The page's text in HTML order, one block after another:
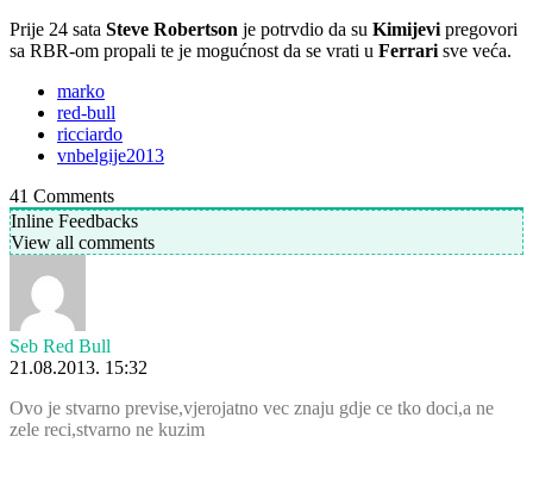
Prije 24 sata Steve Robertson je potrvdio da su Kimijevi pregovori
sa RBR-om propali te je mogućnost da se vrati u Ferrari sve veća.
marko
red-bull
ricciardo
vnbelgije2013
41 Comments
Inline Feedbacks
View all comments
Seb Red Bull
21.08.2013. 15:32
Ovo je stvarno previse,vjerojatno vec znaju gdje ce tko doci,a ne
zele reci,stvarno ne kuzim